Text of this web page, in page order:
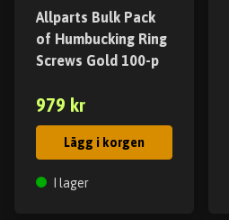
Allparts Bulk Pack
of Humbucking Ring
Screws Gold 100-p
979 kr
Lägg i korgen
I lager